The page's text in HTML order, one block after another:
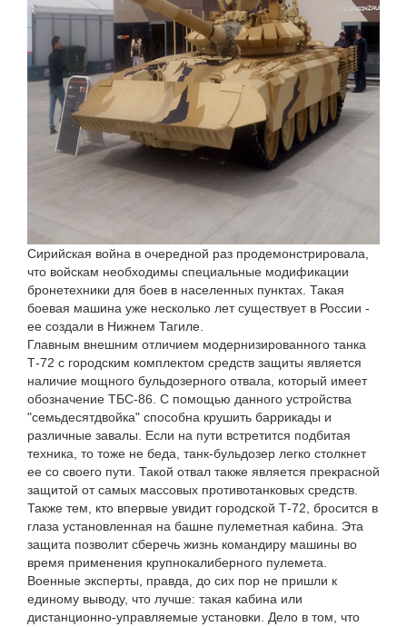
Сирийская война в очередной раз продемонстрировала,
что войскам необходимы специальные модификации
бронетехники для боев в населенных пунктах. Такая
боевая машина уже несколько лет существует в России -
ее создали в Нижнем Тагиле.
Главным внешним отличием модернизированного танка
Т-72 с городским комплектом средств защиты является
наличие мощного бульдозерного отвала, который имеет
обозначение ТБС-86. С помощью данного устройства
"семьдесятдвойка" способна крушить баррикады и
различные завалы. Если на пути встретится подбитая
техника, то тоже не беда, танк-бульдозер легко столкнет
ее со своего пути. Такой отвал также является прекрасной
защитой от самых массовых противотанковых средств.
Также тем, кто впервые увидит городской Т-72, бросится в
глаза установленная на башне пулеметная кабина. Эта
защита позволит сберечь жизнь командиру машины во
время применения крупнокалиберного пулемета.
Военные эксперты, правда, до сих пор не пришли к
единому выводу, что лучше: такая кабина или
дистанционно-управляемые установки. Дело в том, что